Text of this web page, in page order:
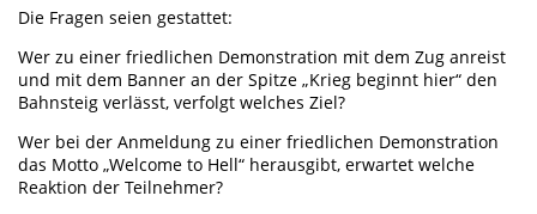
Die Fragen seien gestattet:
Wer zu einer friedlichen Demonstration mit dem Zug anreist
und mit dem Banner an der Spitze „Krieg beginnt hier“ den
Bahnsteig verlässt, verfolgt welches Ziel?
Wer bei der Anmeldung zu einer friedlichen Demonstration
das Motto „Welcome to Hell“ herausgibt, erwartet welche
Reaktion der Teilnehmer?